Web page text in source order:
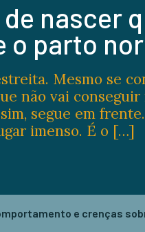
nascer
o parto
Mesmo se
não vai
segue em
imenso. É o […]
e crenças